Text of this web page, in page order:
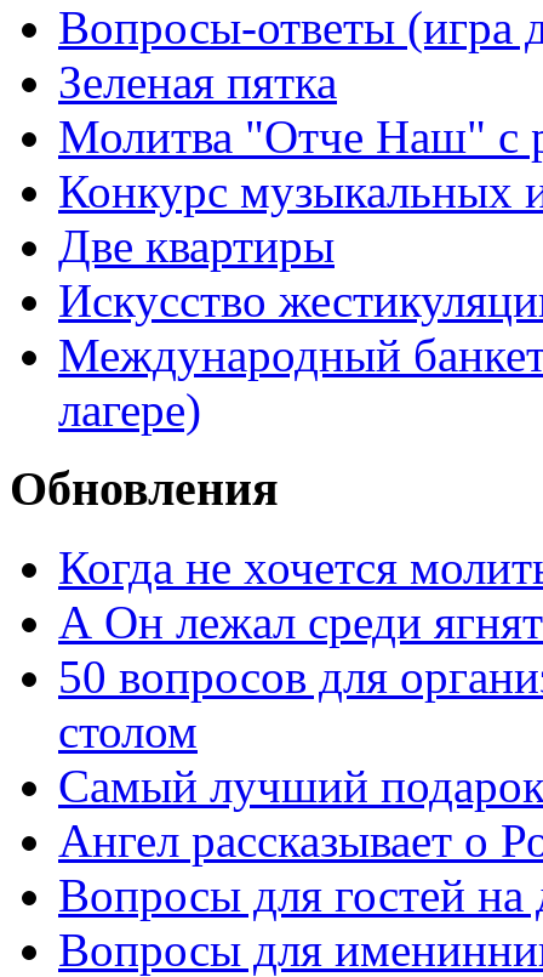
Вопросы-ответы (игра
Зеленая пятка
Молитва "Отче Наш" с
Конкурс музыкальных
Две квартиры
Искусство
Международный
лагере)
Обновления
Когда не хочется
А Он лежал среди ягнят
50 вопросов для
столом
Самый лучший
Ангел рассказывает о
Вопросы для гостей
Вопросы для